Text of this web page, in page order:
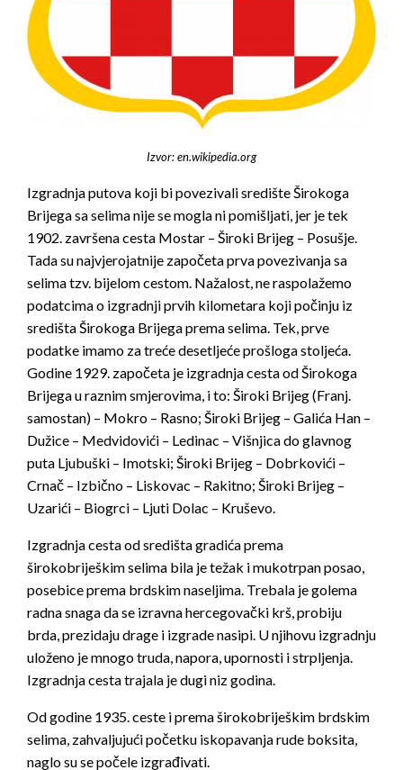
Izvor: en.wikipedia.org
Izgradnja putova koji bi povezivali središte Širokoga
Brijega sa selima nije se mogla ni pomišljati, jer je tek
1902. završena cesta Mostar – Široki Brijeg – Posušje.
Tada su najvjerojatnije započeta prva povezivanja sa
selima tzv. bijelom cestom. Nažalost, ne raspolažemo
podatcima o izgradnji prvih kilometara koji počinju iz
središta Širokoga Brijega prema selima. Tek, prve
podatke imamo za treće desetljeće prošloga stoljeća.
Godine 1929. započeta je izgradnja cesta od Širokoga
Brijega u raznim smjerovima, i to: Široki Brijeg (Franj.
samostan) – Mokro – Rasno; Široki Brijeg – Galića Han –
Dužice – Medvidovići – Ledinac – Višnjica do glavnog
puta Ljubuški – Imotski; Široki Brijeg – Dobrkovići –
Crnač – Izbično – Liskovac – Rakitno; Široki Brijeg –
Uzarići – Biogrci – Ljuti Dolac – Kruševo.
Izgradnja cesta od središta gradića prema
širokobriješkim selima bila je težak i mukotrpan posao,
posebice prema brdskim naseljima. Trebala je golema
radna snaga da se izravna hercegovački krš, probiju
brda, prezidaju drage i izgrade nasipi. U njihovu izgradnju
uloženo je mnogo truda, napora, upornosti i strpljenja.
Izgradnja cesta trajala je dugi niz godina.
Od godine 1935. ceste i prema širokobriješkim brdskim
selima, zahvaljujući početku iskopavanja rude boksita,
naglo su se počele izgrađivati.